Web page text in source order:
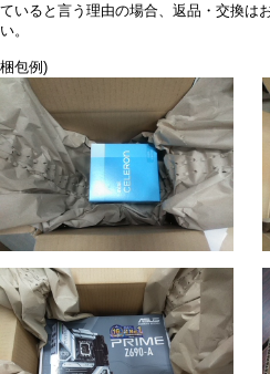
ていると言う理由の場合、返品・交換は
い。
梱包例)